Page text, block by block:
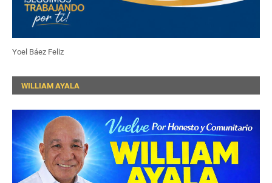
Yoel Báez Feliz
WILLIAM AYALA